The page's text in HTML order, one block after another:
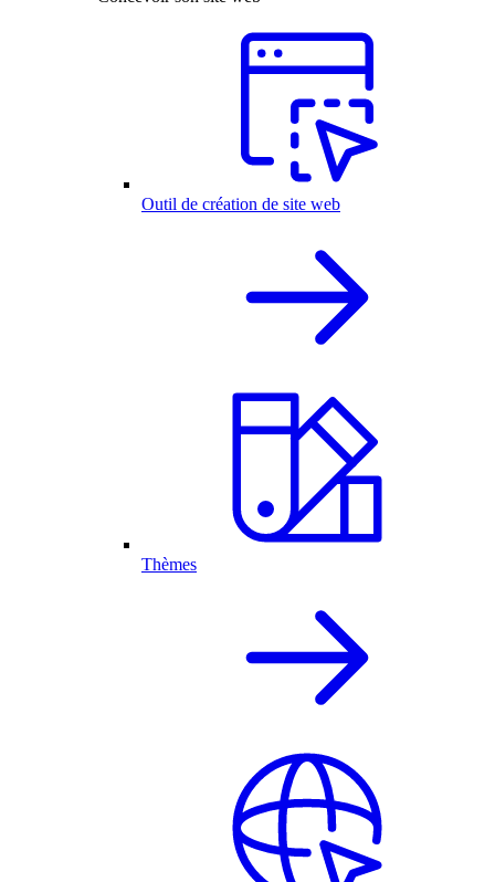
Outil de création de site web
Thèmes